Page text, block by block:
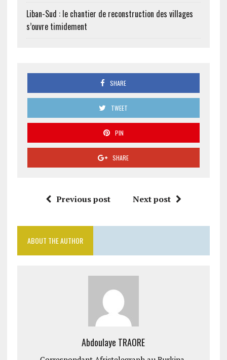
Liban-Sud : le chantier de reconstruction des villages
s’ouvre timidement
SHARE
TWEET
PIN
SHARE
Previous post Next post
ABOUT THE AUTHOR
Abdoulaye TRAORE